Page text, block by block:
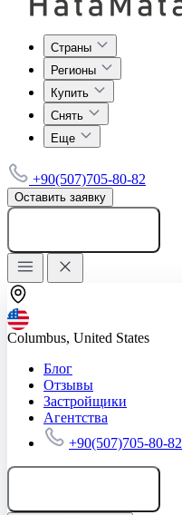
Страны
Регионы
Купить
Снять
Еще
+90(507)705-80-82
Оставить заявку
Columbus, United States
Блог
Отзывы
Застройщики
Агентства
+90(507)705-80-82